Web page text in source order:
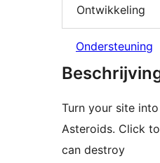
Ontwikkeling
Ondersteuning
Turn your site
Asteroids. Click
can destroy